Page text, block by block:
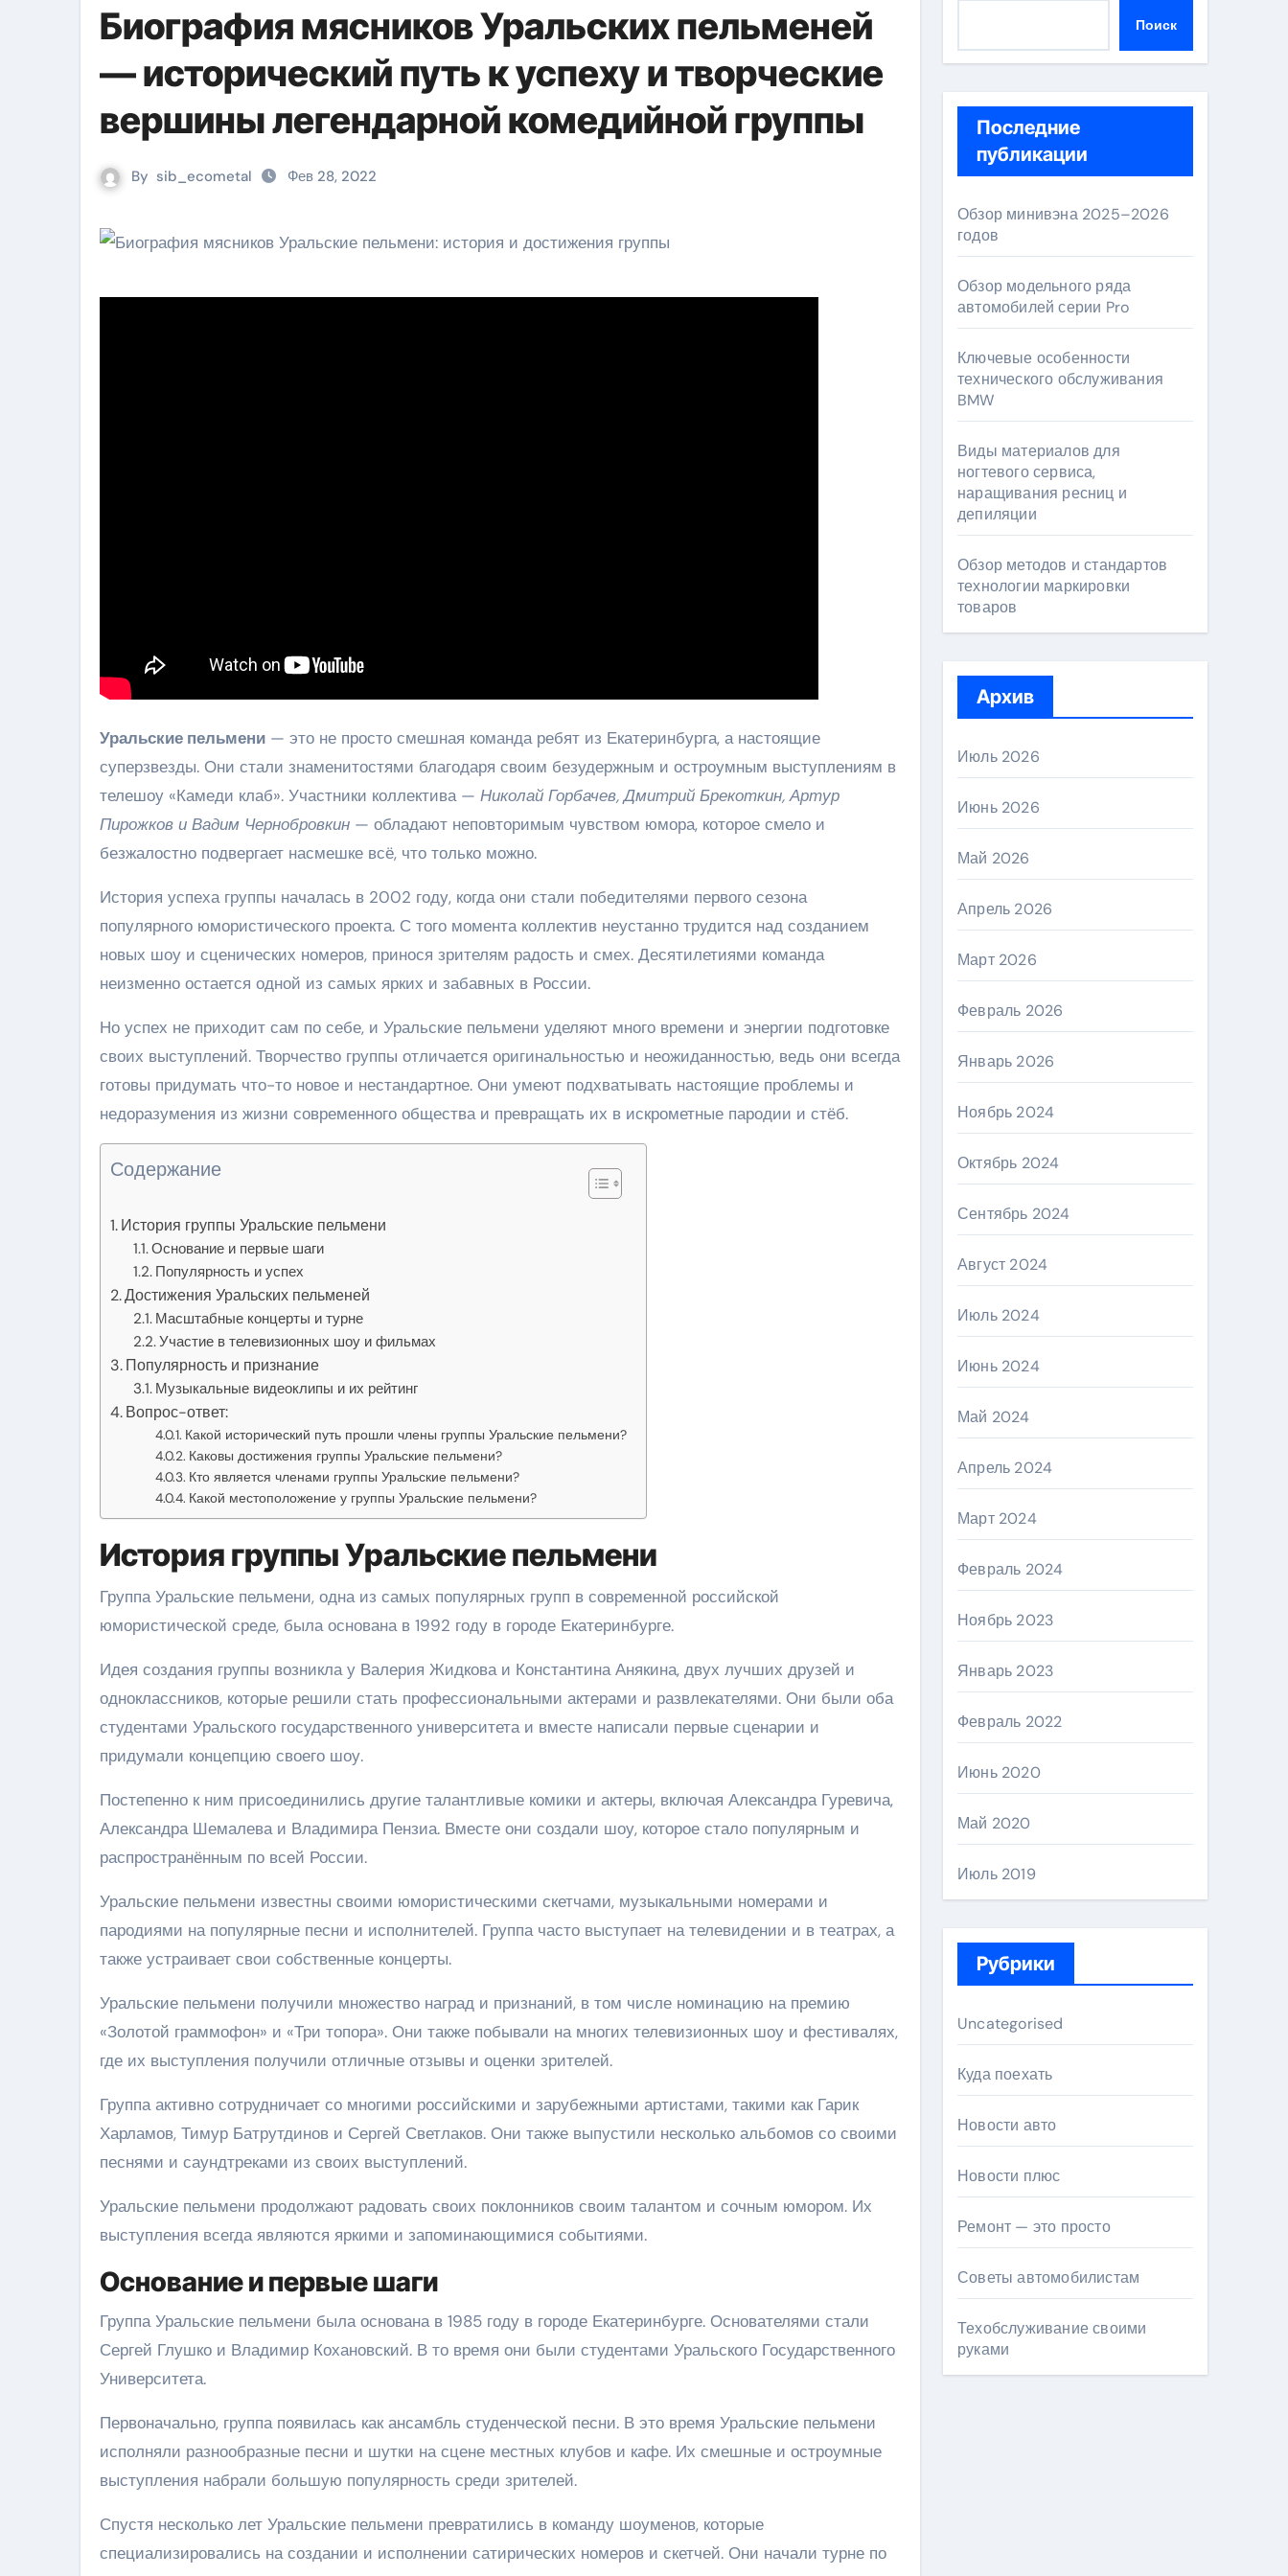
Биография мясников Уральских пельменей
— исторический путь к успеху и творческие
вершины легендарной комедийной группы
By sib_ecometal Фев 28, 2022
Уральские пельмени — это не просто смешная команда ребят из Екатеринбурга, а настоящие
суперзвезды. Они стали знаменитостями благодаря своим безудержным и остроумным выступлениям в
телешоу «Камеди клаб». Участники коллектива — Николай Горбачев, Дмитрий Брекоткин, Артур
Пирожков и Вадим Чернобровкин — обладают неповторимым чувством юмора, которое смело и
безжалостно подвергает насмешке всё, что только можно.
История успеха группы началась в 2002 году, когда они стали победителями первого сезона
популярного юмористического проекта. С того момента коллектив неустанно трудится над созданием
новых шоу и сценических номеров, принося зрителям радость и смех. Десятилетиями команда
неизменно остается одной из самых ярких и забавных в России.
Но успех не приходит сам по себе, и Уральские пельмени уделяют много времени и энергии подготовке
своих выступлений. Творчество группы отличается оригинальностью и неожиданностью, ведь они всегда
готовы придумать что-то новое и нестандартное. Они умеют подхватывать настоящие проблемы и
недоразумения из жизни современного общества и превращать их в искрометные пародии и стёб.
Содержание
История группы Уральские пельмени
Основание и первые шаги
Популярность и успех
Достижения Уральских пельменей
Масштабные концерты и турне
Участие в телевизионных шоу и фильмах
Популярность и признание
Музыкальные видеоклипы и их рейтинг
Вопрос-ответ:
Какой исторический путь прошли члены группы Уральские пельмени?
Каковы достижения группы Уральские пельмени?
Кто является членами группы Уральские пельмени?
Какой местоположение у группы Уральские пельмени?
История группы Уральские пельмени
Группа Уральские пельмени, одна из самых популярных групп в современной российской
юмористической среде, была основана в 1992 году в городе Екатеринбурге.
Идея создания группы возникла у Валерия Жидкова и Константина Анякина, двух лучших друзей и
одноклассников, которые решили стать профессиональными актерами и развлекателями. Они были оба
студентами Уральского государственного университета и вместе написали первые сценарии и
придумали концепцию своего шоу.
Постепенно к ним присоединились другие талантливые комики и актеры, включая Александра Гуревича,
Александра Шемалева и Владимира Пензиа. Вместе они создали шоу, которое стало популярным и
распространённым по всей России.
Уральские пельмени известны своими юмористическими скетчами, музыкальными номерами и
пародиями на популярные песни и исполнителей. Группа часто выступает на телевидении и в театрах, а
также устраивает свои собственные концерты.
Уральские пельмени получили множество наград и признаний, в том числе номинацию на премию
«Золотой граммофон» и «Три топора». Они также побывали на многих телевизионных шоу и фестивалях,
где их выступления получили отличные отзывы и оценки зрителей.
Группа активно сотрудничает со многими российскими и зарубежными артистами, такими как Гарик
Харламов, Тимур Батрутдинов и Сергей Светлаков. Они также выпустили несколько альбомов со своими
песнями и саундтреками из своих выступлений.
Уральские пельмени продолжают радовать своих поклонников своим талантом и сочным юмором. Их
выступления всегда являются яркими и запоминающимися событиями.
Основание и первые шаги
Группа Уральские пельмени была основана в 1985 году в городе Екатеринбурге. Основателями стали
Сергей Глушко и Владимир Кохановский. В то время они были студентами Уральского Государственного
Университета.
Первоначально, группа появилась как ансамбль студенческой песни. В это время Уральские пельмени
исполняли разнообразные песни и шутки на сцене местных клубов и кафе. Их смешные и остроумные
выступления набрали большую популярность среди зрителей.
Спустя несколько лет Уральские пельмени превратились в команду шоуменов, которые
специализировались на создании и исполнении сатирических номеров и скетчей. Они начали турне по
Поиск
Последние
публикации
Обзор минивэна 2025–2026
годов
Обзор модельного ряда
автомобилей серии Pro
Ключевые особенности
технического обслуживания
BMW
Виды материалов для
ногтевого сервиса,
наращивания ресниц и
депиляции
Обзор методов и стандартов
технологии маркировки
товаров
Архив
Июль 2026
Июнь 2026
Май 2026
Апрель 2026
Март 2026
Февраль 2026
Январь 2026
Ноябрь 2024
Октябрь 2024
Сентябрь 2024
Август 2024
Июль 2024
Июнь 2024
Май 2024
Апрель 2024
Март 2024
Февраль 2024
Ноябрь 2023
Январь 2023
Февраль 2022
Июнь 2020
Май 2020
Июль 2019
Рубрики
Uncategorised
Куда поехать
Новости авто
Новости плюс
Ремонт — это просто
Советы автомобилистам
Техобслуживание своими
руками